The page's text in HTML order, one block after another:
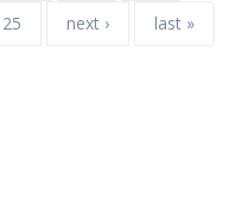
25 next › last »